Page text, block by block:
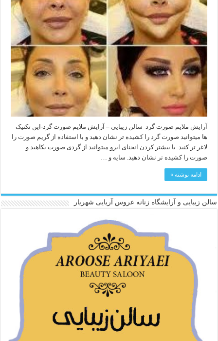
آرایش ملایم صورت گرد سالن زیبایی – آرایش ملایم صورت گرد-این تکنیک
ها میتوانید صورت گرد را کشیده تر نشان دهید و با استفاده از گریم صورت را
لاغر تر کنید. با بیشتر کردن انحنای ابرو میتوانید از گردی صورت بکاهید و
صورت را کشیده تر نشان دهید. سایه و …
ادامه نوشته »
سالن زیبایی و آرایشگاه زنانه عروس آریایی شهریار